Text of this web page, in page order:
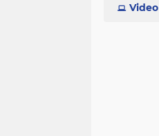
Video